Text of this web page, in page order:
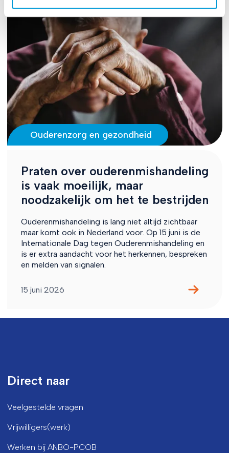
Ouderenzorg en gezondheid
Praten over ouderenmishandeling
is vaak moeilijk, maar
noodzakelijk om het te bestrijden
Ouderenmishandeling is lang niet altijd zichtbaar
maar komt ook in Nederland voor. Op 15 juni is de
Internationale Dag tegen Ouderenmishandeling en
is er extra aandacht voor het herkennen, bespreken
en melden van signalen.
15 juni 2026
Direct naar
Veelgestelde vragen
Vrijwilligers(werk)
Werken bij ANBO-PCOB